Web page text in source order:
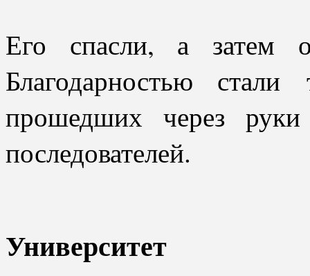
Его спасли, а затем
Благодарностью
прошедших через
последователей.
Университет